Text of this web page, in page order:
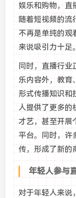
娱乐和购物，直
随着短视频的流
不再是单纯的观
来说吸引力十足。
同时，直播行
乐内容外，教育
形式传播知识和
人提供了更多的
才艺，甚至开展
平台。同时，许
传，形成了新的
年轻人参与
对于年轻人来说